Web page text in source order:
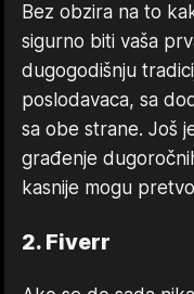
Bez obzira na to
sigurno biti vaša
dugogodišnju
poslodavaca, sa
sa obe strane. Još
građenje
kasnije mogu
2. Fiverr